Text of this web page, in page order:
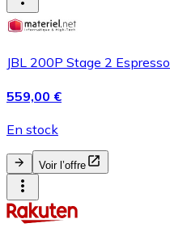
JBL 200P Stage 2 Espresso
559,00 €
En stock
Voir l’offre